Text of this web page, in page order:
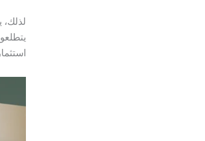
لذلك،